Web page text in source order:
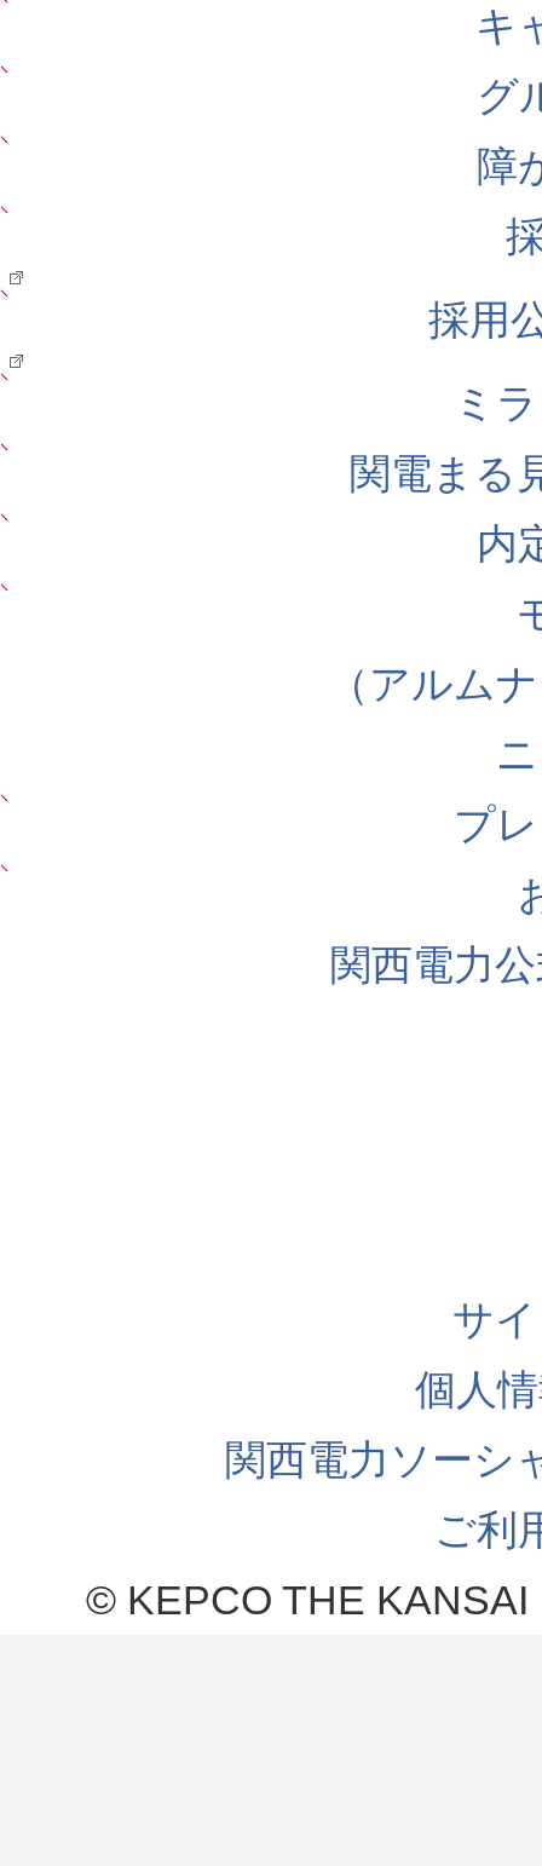
キ
グ
障
採用
ミ
関電まる
内
（アルム
プ
関西電力
サ
個人
関西電力ソーシ
ご利
© KEPCO THE